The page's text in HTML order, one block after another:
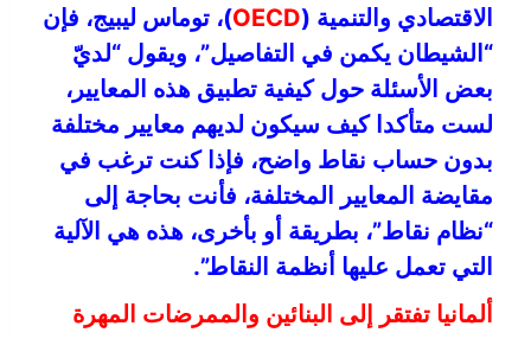
الاقتصادي والتنمية (OECD)، توماس ليبيج، فإن
“الشيطان يكمن في التفاصيل”، ويقول “لديّ
بعض الأسئلة حول كيفية تطبيق هذه المعايير،
لست متأكدا كيف سيكون لديهم معايير مختلفة
بدون حساب نقاط واضح، فإذا كنت ترغب في
مقايضة المعايير المختلفة، فأنت بحاجة إلى
“نظام نقاط”، بطريقة أو بأخرى، هذه هي الآلية
التي تعمل عليها أنظمة النقاط”.
ألمانيا تفتقر إلى البنائين والممرضات المهرة